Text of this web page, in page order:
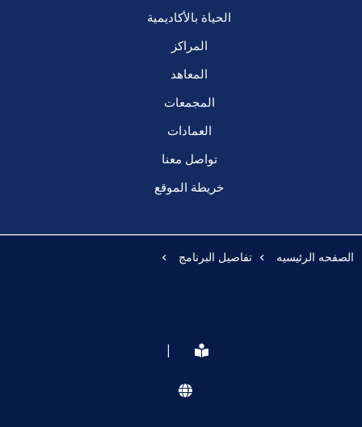
الحياة بالأكاديمية
المراكز
المعاهد
المجمعات
العمادات
تواصل معنا
خريطة الموقع
الصفحه الرئيسيه تفاصيل البرنامج
|